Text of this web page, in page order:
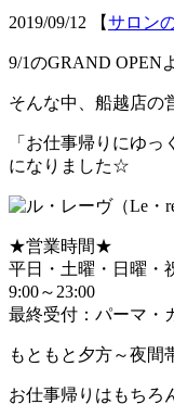
2019/09/12 【サロン
9/1のGRAND OPEN
そんな中、船越店の
「お仕事帰りにゆ
になりました☆
★営業時間★
平日・土曜・日曜・
9:00～23:00
最終受付：パーマ・
もともと夕方～夜間
お仕事帰りはもちろ